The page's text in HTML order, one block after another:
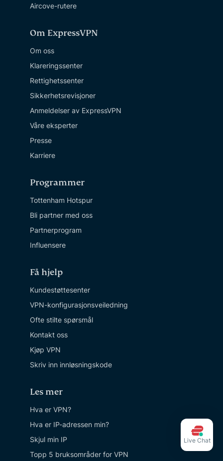
Aircove-rutere
Om ExpressVPN
Om oss
Klareringssenter
Rettighetssenter
Sikkerhetsrevisjoner
Anmeldelser av ExpressVPN
Våre eksperter
Presse
Karriere
Programmer
Tottenham Hotspur
Bli partner med oss
Partnerprogram
Influensere
Få hjelp
Kundestøttesenter
VPN-konfigurasjonsveiledning
Ofte stilte spørsmål
Kontakt oss
Kjøp VPN
Skriv inn innløsningskode
Les mer
Hva er VPN?
Hva er IP-adressen min?
Skjul min IP
Topp 5 bruksområder for VPN
Live Chat